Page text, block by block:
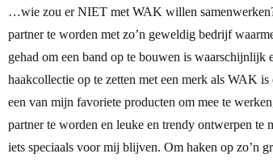
Waarom besloot je om samen te werken met WAK?
…wie zou er NIET met WAK willen
partner te worden met zo’n geweldig bedrijf
gehad om een band op te bouwen is waarschijnlijk
haakcollectie op te zetten met een merk als WAK
een van mijn favoriete producten om mee te